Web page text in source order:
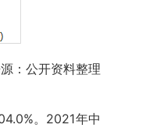
：公开资料整理
。2021年中